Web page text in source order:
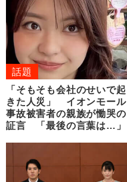
話題
「そもそも会社のせいで起
きた人災」 イオンモール
事故被害者の親族が慟哭の
証言 「最後の言葉は…」